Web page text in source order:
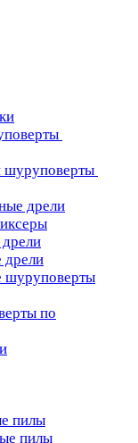
шуруповерты
дрели
дрели
шуруповерты
по
пилы
пилы